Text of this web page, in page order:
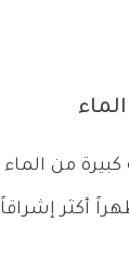
من الماء
أكثر